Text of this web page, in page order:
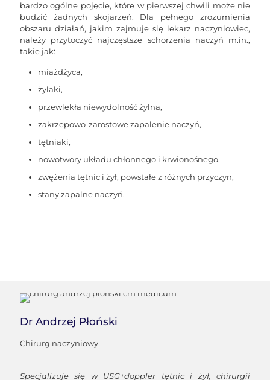
bardzo ogólne pojęcie, które w pierwszej chwili może nie
budzić żadnych skojarzeń. Dla pełnego zrozumienia
obszaru działań, jakim zajmuje się lekarz naczyniowiec,
należy przytoczyć najczęstsze schorzenia naczyń m.in.,
takie jak:
miażdżyca,
żylaki,
przewlekła niewydolność żylna,
zakrzepowo-zarostowezapalenie naczyń,
tętniaki,
nowotwory układu chłonnego i krwionośnego,
zwężenia tętnic i żył, powstałe z różnych przyczyn,
stany zapalne naczyń.
Dr Andrzej Płoński
Chirurg naczyniowy
Specjalizuje się w USG+dopplertętnic i żył, chirurgii